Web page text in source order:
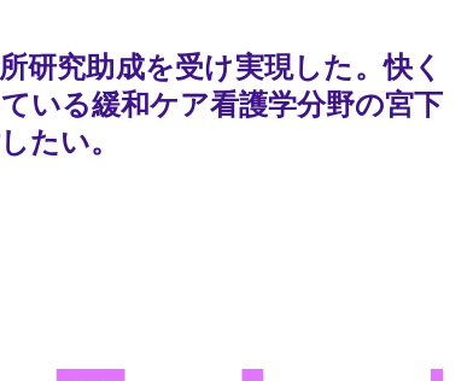
研究助成を受け実現した。快く
いる緩和ケア看護学分野の宮下
たい。